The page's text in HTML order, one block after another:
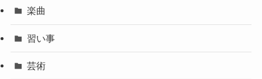
楽曲
習い事
芸術